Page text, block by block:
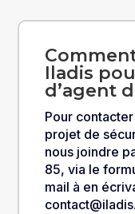
Iladis
d’agent
Pour contacter
projet de
nous joindre
85, via le
mail à en